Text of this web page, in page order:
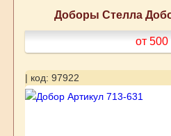
Доборы Стелла
от 500
| код: 97922